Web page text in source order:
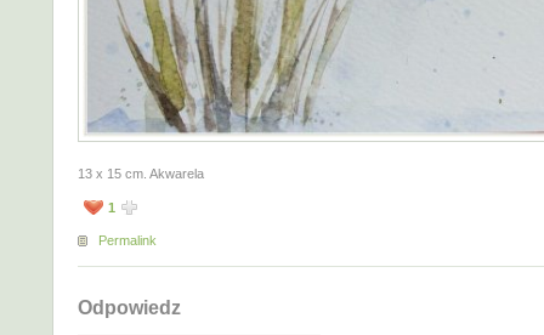
13 x 15 cm. Akwarela
1
Permalink
Odpowiedz